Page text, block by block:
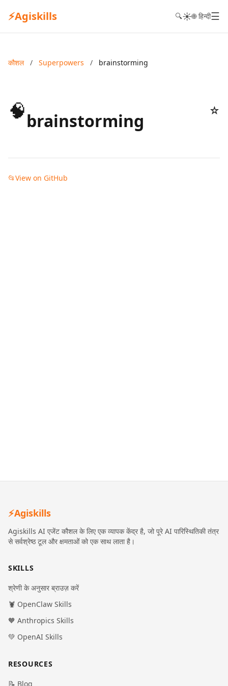
⚡Agiskills 🔍☀️🌐 हिन्दी☰
कौशल / Superpowers / brainstorming
🧠brainstorming ☆
📂View on GitHub
⚡Agiskills
Agiskills AI एजेंट कौशल के लिए एक व्यापक केंद्र है, जो पूरे AI पारिस्थितिकी तंत्र
से सर्वश्रेष्ठ टूल और क्षमताओं को एक साथ लाता है।
SKILLS
श्रेणी के अनुसार ब्राउज़ करें
🦞 OpenClaw Skills
🧡 Anthropics Skills
💚 OpenAI Skills
RESOURCES
📝 Blog